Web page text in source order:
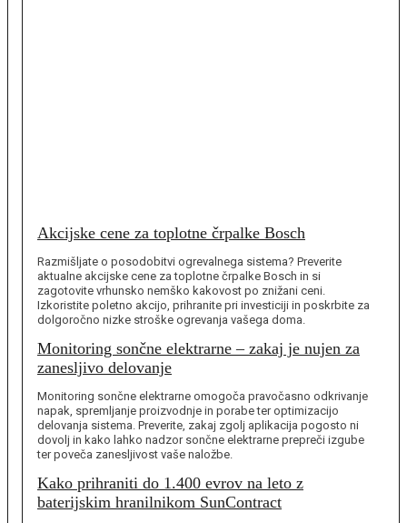
Akcijske cene za toplotne črpalke Bosch
Razmišljate o posodobitvi ogrevalnega sistema? Preverite
aktualne akcijske cene za toplotne črpalke Bosch in si
zagotovite vrhunsko nemško kakovost po znižani ceni.
Izkoristite poletno akcijo, prihranite pri investiciji in poskrbite za
dolgoročno nizke stroške ogrevanja vašega doma.
Monitoring sončne elektrarne – zakaj je nujen za
zanesljivo delovanje
Monitoring sončne elektrarne omogoča pravočasno odkrivanje
napak, spremljanje proizvodnje in porabe ter optimizacijo
delovanja sistema. Preverite, zakaj zgolj aplikacija pogosto ni
dovolj in kako lahko nadzor sončne elektrarne prepreči izgube
ter poveča zanesljivost vaše naložbe.
Kako prihraniti do 1.400 evrov na leto z
baterijskim hranilnikom SunContract